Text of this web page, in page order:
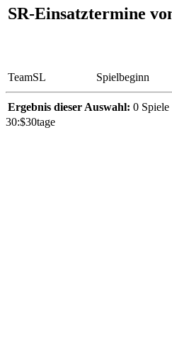
SR-Einsatztermine
TeamSL Spielbeginn
Ergebnis dieser Auswahl: 0 Spiele
30:$30tage